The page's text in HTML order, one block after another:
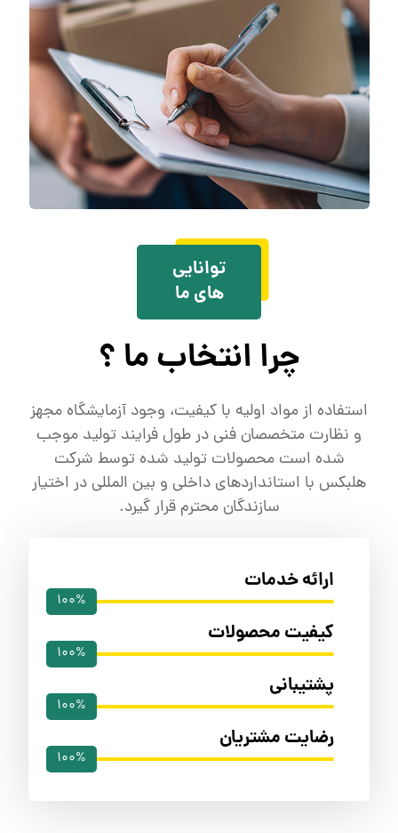
توانایی
های ما
چرا انتخاب ما ؟
استفاده از مواد اولیه با کیفیت، وجود آزمایشگاه مجهز
و نظارت متخصصان فنی در طول فرایند تولید موجب
شده است محصولات تولید شده توسط شرکت
هلبکس با استانداردهای داخلی و بین المللی در اختیار
سازندگان محترم قرار گیرد.
100%
ارائه خدمات
100%
کیفیت محصولات
100%
پشتیبانی
100%
رضایت مشتریان